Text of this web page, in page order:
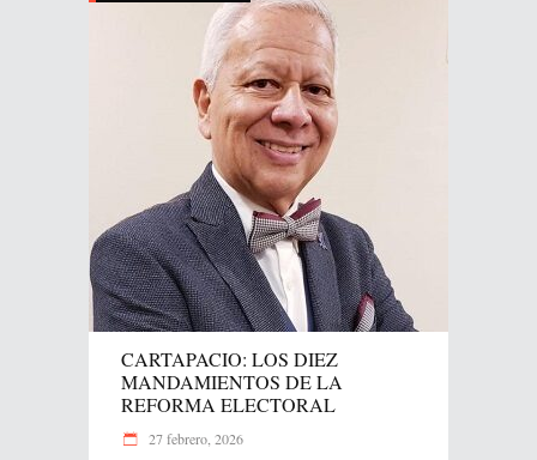
CARTAPACIO: LOS DIEZ
MANDAMIENTOS DE LA
REFORMA ELECTORAL
27 febrero, 2026